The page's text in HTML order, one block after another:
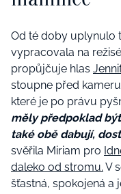
Od té doby uplynulo
vypracovala na
propůjčuje hlas
stoupne před
které je po právu
měly předpoklad
také obě dabují,
svěřila Miriam pro
daleko od stromu. V
šťastná, spokojená a